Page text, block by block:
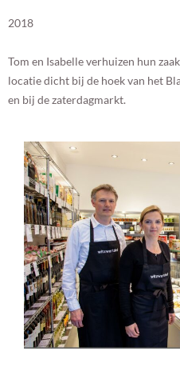
2018
Tom en Isabelle verhuizen hun
locatie dicht bij de hoek van het
en bij de zaterdagmarkt.